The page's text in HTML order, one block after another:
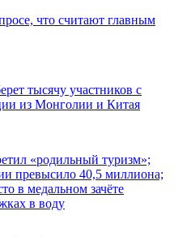
что считают главным
тысячу участников с
из Монголии и Китая
«родильный туризм»;
превысило 40,5 миллиона;
в медальном зачёте
в воду